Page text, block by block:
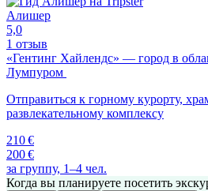
Алишер
5,0
1 отзыв
«Гентинг Хайлендс» — город в
Лумпуром
Отправиться к горному курорту,
развлекательному комплексу
210 €
200 €
за группу, 1–4 чел.
Когда вы планируете посетить